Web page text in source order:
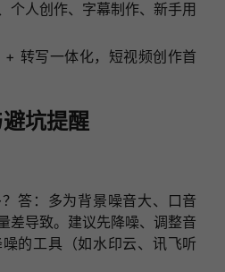
个人创作、字幕制作、新手用
转写一体化，短视频创作首
坑提醒
答：多为背景噪音大、口音
差导致。建议先降噪、调整音
的工具（如水印云、讯飞听